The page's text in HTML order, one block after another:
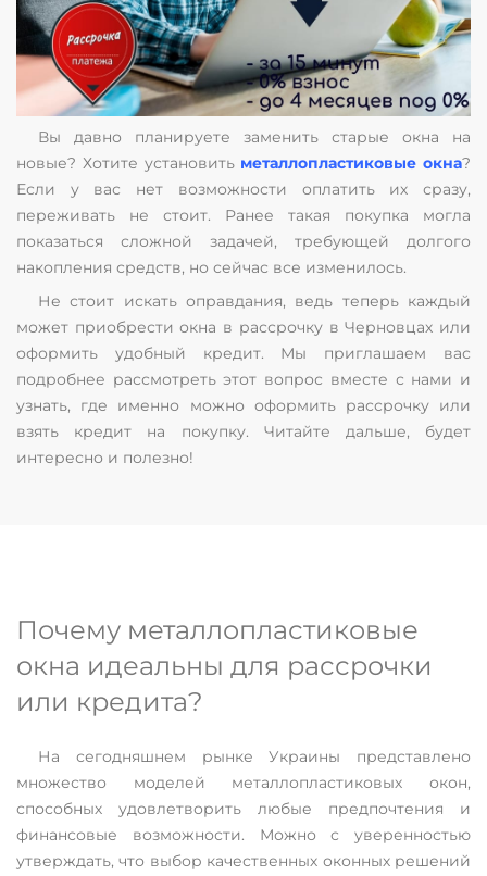
Вы давно планируете заменить старые окна на
новые? Хотите установить металлопластиковые окна?
Если у вас нет возможности оплатить их сразу,
переживать не стоит. Ранее такая покупка могла
показаться сложной задачей, требующей долгого
накопления средств, но сейчас все изменилось.
Не стоит искать оправдания, ведь теперь каждый
может приобрести окна в рассрочку в Черновцах или
оформить удобный кредит. Мы приглашаем вас
подробнее рассмотреть этот вопрос вместе с нами и
узнать, где именно можно оформить рассрочку или
взять кредит на покупку. Читайте дальше, будет
интересно и полезно!
Почему металлопластиковые
окна идеальны для рассрочки
или кредита?
На сегодняшнем рынке Украины представлено
множество моделей металлопластиковых окон,
способных удовлетворить любые предпочтения и
финансовые возможности. Можно с уверенностью
утверждать, что выбор качественных оконных решений